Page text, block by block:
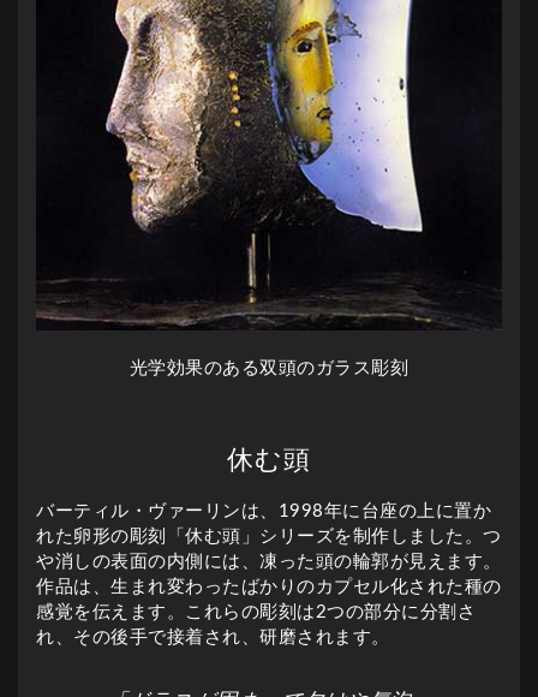
光学効果のある双頭のガラス彫刻
休む頭
バーティル・ヴァーリンは、1998年に台座の上に置か
れた卵形の彫刻「休む頭」シリーズを制作しました。つ
や消しの表面の内側には、凍った頭の輪郭が見えます。
作品は、生まれ変わったばかりのカプセル化された種の
感覚を伝えます。これらの彫刻は2つの部分に分割さ
れ、その後手で接着され、研磨されます。